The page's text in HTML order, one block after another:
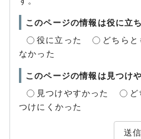
このページの情報は役に立
役に立った
どちら
なかった
このページの情報は見つけ
見つけやすかった
つけにくかった
送信